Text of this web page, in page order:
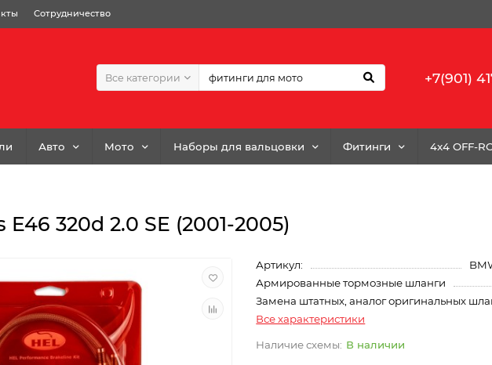
Сотрудничество
Все категории +7(901)
Авто Мото Наборы для вальцовки Фитинги 4x4 OFF-
E46 320d 2.0 SE (2001-2005)
Артикул:
Армированные тормозные шланги
Замена штатных, аналог оригинальных
Все характеристики
В наличии